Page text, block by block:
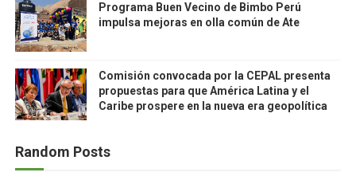
Programa Buen Vecino de Bimbo Perú
impulsa mejoras en olla común de Ate
Comisión convocada por la CEPAL presenta
propuestas para que América Latina y el
Caribe prospere en la nueva era geopolítica
Random Posts